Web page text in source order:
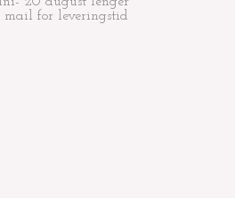
mail for leveringstid